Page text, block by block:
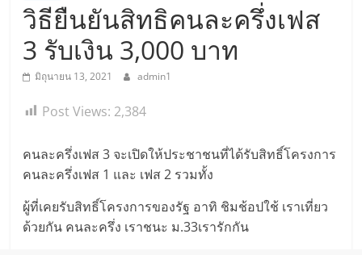
วิธียืนยันสิทธิคนละครึ่งเฟส
3 รับเงิน 3,000 บาท
มิถุนายน 13, 2021 admin1
Post Views: 2,384
คนละครึ่งเฟส 3 จะเปิดให้ประชาชนที่ได้รับสิทธิ์โครงการ
คนละครึ่งเฟส 1 และ เฟส 2 รวมทั้ง
ผู้ที่เคยรับสิทธิ์โครงการของรัฐ อาทิ ชิมช้อปใช้ เราเที่ยว
ด้วยกัน คนละครึ่ง เราชนะ ม.33เรารักกัน